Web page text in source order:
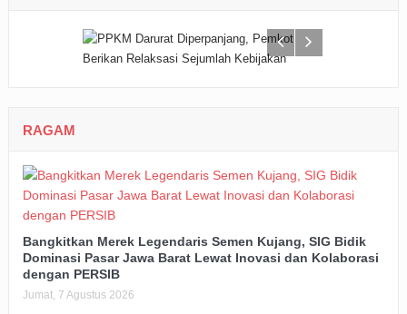
RAGAM
Bangkitkan Merek Legendaris Semen Kujang, SIG Bidik
Dominasi Pasar Jawa Barat Lewat Inovasi dan Kolaborasi
dengan PERSIB
Jumat, 7 Agustus 2026